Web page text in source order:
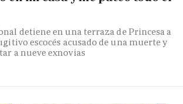
detiene en una terraza de Princesa a
escocés acusado de una muerte y
a nueve exnovias